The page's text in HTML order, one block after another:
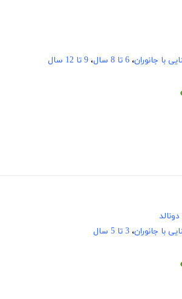
با جانوران، 6 تا 8 سال ، 9 تا 12 سال
با جانوران، 3 تا 5 سال